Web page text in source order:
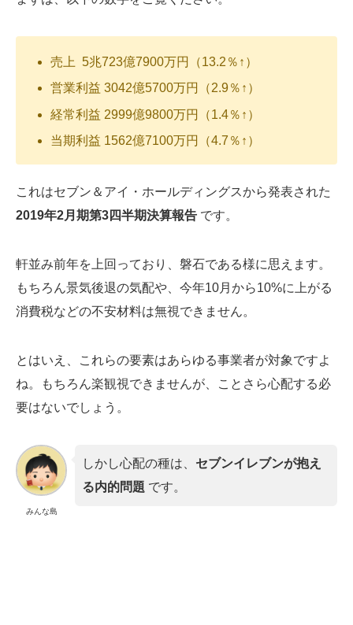
売上 5兆723億7900万円（13.2％↑）
営業利益 3042億5700万円（2.9％↑）
経常利益 2999億9800万円（1.4％↑）
当期利益 1562億7100万円（4.7％↑）
これはセブン＆アイ・ホールディングスから発表された
2019年2月期第3四半期決算報告 です。
軒並み前年を上回っており、磐石である様に思えます。
もちろん景気後退の気配や、今年10月から10%に上がる
消費税などの不安材料は無視できません。
とはいえ、これらの要素はあらゆる事業者が対象ですよ
ね。もちろん楽観視できませんが、ことさら心配する必
要はないでしょう。
みんな島
しかし心配の種は、 セブンイレブンが抱え
る内的問題 です。